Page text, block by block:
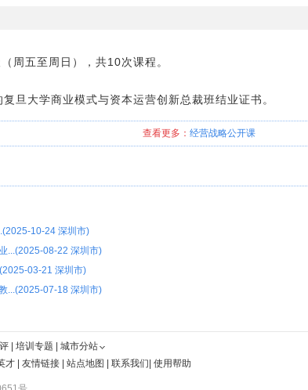
周五至周日），共10次课程。
旦大学商业模式与资本运营创新总裁班结业证书。
查看更多： 经营战略公开课
10-24 深圳市)
...(2025-08-22 深圳市)
03-21 深圳市)
...(2025-07-18 深圳市)
| 培训专题
城市分站
才| 友情链接| 站点地图 联系我们 使用帮助